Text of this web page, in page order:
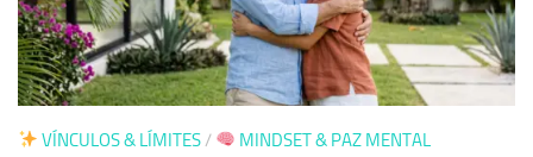
VÍNCULOS & LÍMITES/
MINDSET & PAZ MENTAL